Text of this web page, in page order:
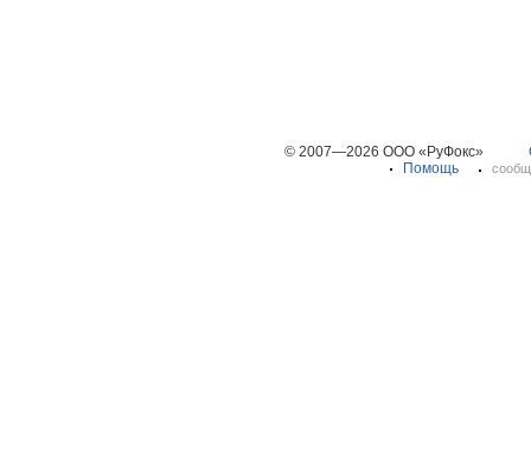
© 2007—2026 ООО «РуФокс»
Помощь